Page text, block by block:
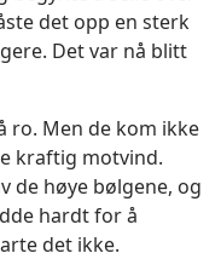
det opp en sterk
Det var nå blitt
ro. Men de kom ikke
kraftig motvind.
de høye bølgene, og
hardt for å
det ikke.